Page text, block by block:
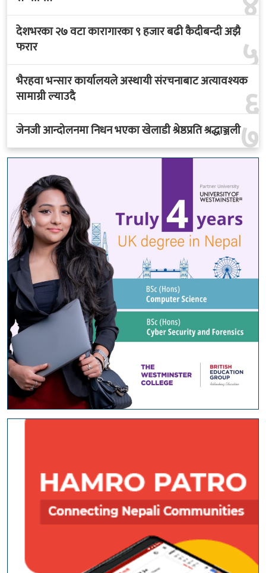
५
देशभरका २७ वटा कारागारका ९ हजार बढी कैदीबन्दी अझै
फरार
६
भैरहवा भन्सार कार्यालयले अस्थायी संरचनाबाट अत्यावश्यक
सामाग्री ल्याउदै
७
जेनजी आन्दोलनमा निधन भएका खेलाडी श्रेष्ठप्रति श्रद्धाञ्जली